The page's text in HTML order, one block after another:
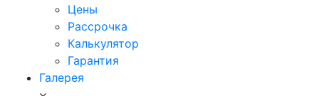
Цены
Рассрочка
Калькулятор
Гарантия
Галерея